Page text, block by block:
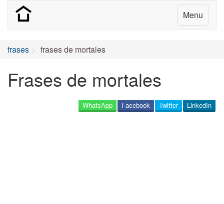
Menu
frases frases de mortales
Frases de mortales
LinkedIn
Twitter
Facebook
WhatsApp